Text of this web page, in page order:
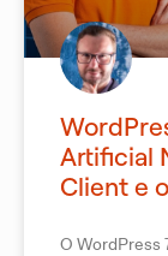
Artificial
Client e
O WordPress